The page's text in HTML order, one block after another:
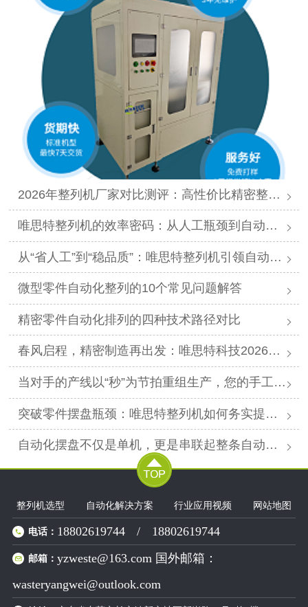
2026年整列机厂家对比测评：高性价比精密整列品牌推荐
唯思特整列机的效率密码：从人工瓶颈到自动化跨越
从“省人工”到“稳品质”：唯思特整列机引领自动化价值跃迁
微型零件自动化整列的10个常见问题解答
精密零件自动化排列的四种技术路径对比
春风启程，精密制造再出发：唯思特科技2026年春节后正式开工
当对手的产线以“秒”为节拍重组生产，您的手工摆盘环节是否已成为供应链响应赛跑中的“绊马索”？
突破零件摆盘瓶颈：唯思特整列机如何务实提升产线效能
自动化摆盘不仅是单机，更是串联起整条自动化产线的“高效关节”。
整列机选型 自动化解决方案 行业应用视频 网站地图
电话： 18802619744 / 18802619744
邮箱：yzweste@163.com 国外邮箱：
wasteryangwei@outlook.com